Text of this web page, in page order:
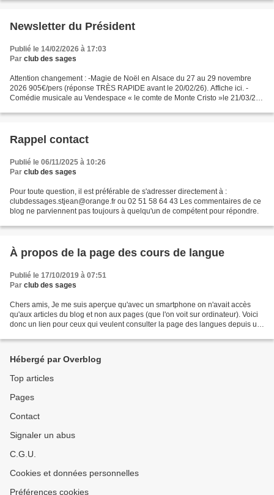
Newsletter du Président
Publié le 14/02/2026 à 17:03
Par club des sages
Attention changement : -Magie de Noël en Alsace du 27 au 29 novembre
2026 905€/pers (réponse TRÈS RAPIDE avant le 20/02/26). Affiche ici. -
Comédie musicale au Vendespace « le comte de Monte Cristo »le 21/03/26
Rappel contact
Publié le 06/11/2025 à 10:26
Par club des sages
Pour toute question, il est préférable de s'adresser directement à :
clubdessages.stjean@orange.fr ou 02 51 58 64 43 Les commentaires de ce
blog ne parviennent pas toujours à quelqu'un de compétent pour répondre.
À propos de la page des cours de langue
Publié le 17/10/2019 à 07:51
Par club des sages
Chers amis, Je me suis aperçue qu'avec un smartphone on n'avait accès
qu'aux articles du blog et non aux pages (que l'on voit sur ordinateur). Voici
donc un lien pour ceux qui veulent consulter la page des langues depuis un
Hébergé par Overblog
Top articles
Pages
Contact
Signaler un abus
C.G.U.
Cookies et données personnelles
Préférences cookies